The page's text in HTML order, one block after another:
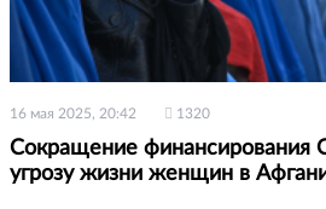
16 мая 2025, 20:42 1320
Сокращение финансирования
угрозу жизни женщин в